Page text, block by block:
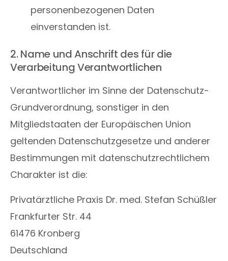
personenbezogenen Daten
einverstanden ist.
2. Name und Anschrift des für die
Verarbeitung Verantwortlichen
Verantwortlicher im Sinne der Datenschutz-
Grundverordnung, sonstiger in den
Mitgliedstaaten der Europäischen Union
geltenden Datenschutzgesetze und anderer
Bestimmungen mit datenschutzrechtlichem
Charakter ist die:
Privatärztliche Praxis Dr. med. Stefan Schüßler
Frankfurter Str. 44
61476 Kronberg
Deutschland